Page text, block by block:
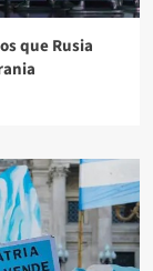
que Rusia